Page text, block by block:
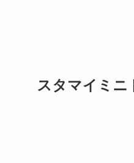
スタマイミニ